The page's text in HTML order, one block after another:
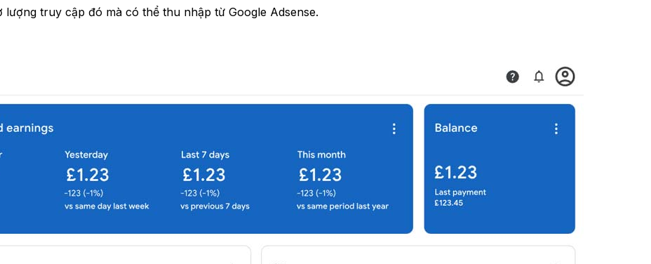
truy cập đó mà có thể thu nhập từ Google Adsense.